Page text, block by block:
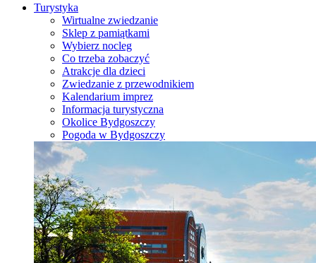
Turystyka
Wirtualne zwiedzanie
Sklep z pamiątkami
Wybierz nocleg
Co trzeba zobaczyć
Atrakcje dla dzieci
Zwiedzanie z przewodnikiem
Kalendarium imprez
Informacja turystyczna
Okolice Bydgoszczy
Pogoda w Bydgoszczy